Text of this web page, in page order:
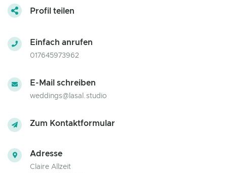
Profil teilen
Einfach anrufen
017645973962
E-Mail schreiben
weddings@lasal.studio
Zum Kontaktformular
Adresse
Claire Allzeit